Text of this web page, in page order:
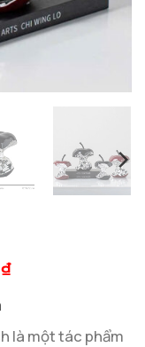
₫
là một tác phẩm